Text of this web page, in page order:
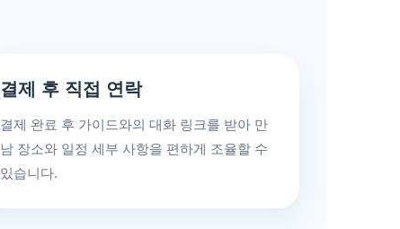
결제 후 직접 연락
결제 완료 후 가이드와의 대화 링크를 받아 만
남 장소와 일정 세부 사항을 편하게 조율할 수
있습니다.